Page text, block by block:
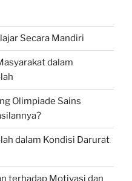
Secara Mandiri
dalam
Olimpiade Sains
dalam Kondisi Darurat